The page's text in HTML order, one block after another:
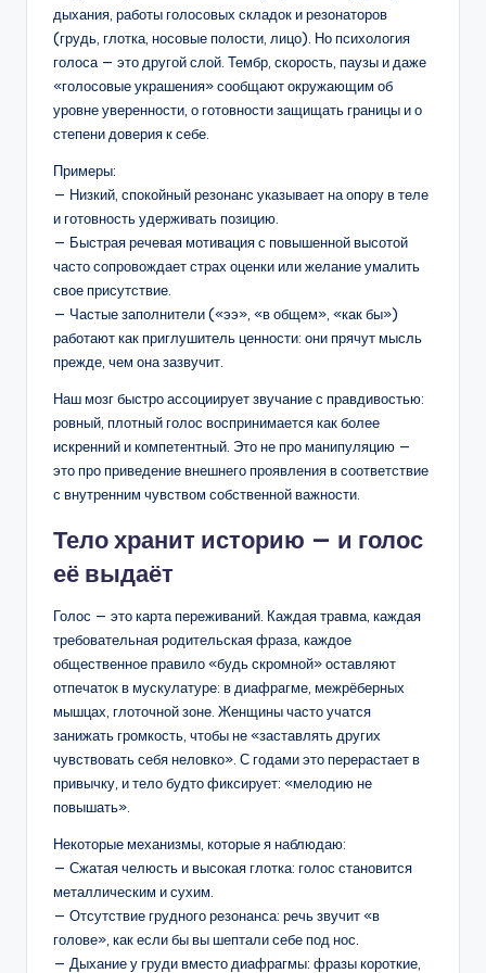
дыхания, работы голосовых складок и резонаторов
(грудь, глотка, носовые полости, лицо). Но психология
голоса — это другой слой. Тембр, скорость, паузы и даже
«голосовые украшения» сообщают окружающим об
уровне уверенности, о готовности защищать границы и о
степени доверия к себе.
Примеры:
— Низкий, спокойный резонанс указывает на опору в теле
и готовность удерживать позицию.
— Быстрая речевая мотивация с повышенной высотой
часто сопровождает страх оценки или желание умалить
свое присутствие.
— Частые заполнители («ээ», «в общем», «как бы»)
работают как приглушитель ценности: они прячут мысль
прежде, чем она зазвучит.
Наш мозг быстро ассоциирует звучание с правдивостью:
ровный, плотный голос воспринимается как более
искренний и компетентный. Это не про манипуляцию —
это про приведение внешнего проявления в соответствие
с внутренним чувством собственной важности.
Тело хранит историю — и голос
её выдаёт
Голос — это карта переживаний. Каждая травма, каждая
требовательная родительская фраза, каждое
общественное правило «будь скромной» оставляют
отпечаток в мускулатуре: в диафрагме, межрёберных
мышцах, глоточной зоне. Женщины часто учатся
занижать громкость, чтобы не «заставлять других
чувствовать себя неловко». С годами это перерастает в
привычку, и тело будто фиксирует: «мелодию не
повышать».
Некоторые механизмы, которые я наблюдаю:
— Сжатая челюсть и высокая глотка: голос становится
металлическим и сухим.
— Отсутствие грудного резонанса: речь звучит «в
голове», как если бы вы шептали себе под нос.
— Дыхание у груди вместо диафрагмы: фразы короткие,